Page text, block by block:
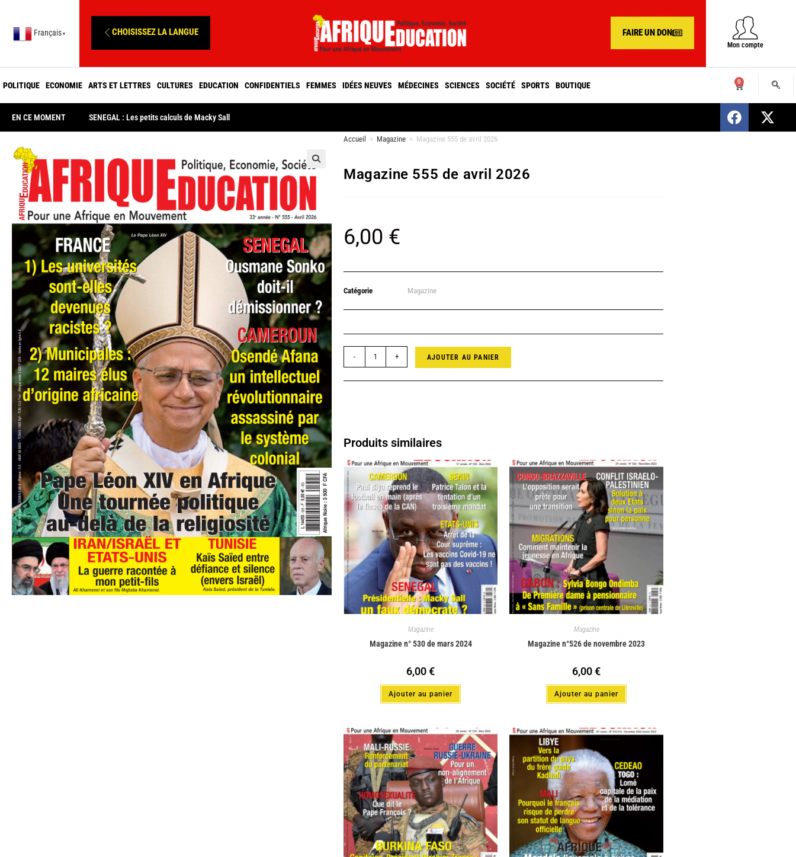
Français ▼ CHOISISSEZ LA LANGUE FAIRE UN DON
Mon compte
POLITIQUE ECONOMIE ARTS ET LETTRES CULTURES EDUCATION CONFIDENTIELS FEMMES IDÉES NEUVES MÉDECINES SCIENCES SOCIÉTÉ SPORTS BOUTIQUE 0
EN CE MOMENT SENEGAL : Les petits calculs de Macky Sall SENEGAL : Nomination d’un nouveau
🔍
Accueil > Magazine > Magazine 555 de avril 2026
Magazine 555 de avril 2026
6,00 €
Catégorie Magazine
- + AJOUTER AU PANIER
Produits similaires
Magazine
Magazine n° 530 de mars 2024
6,00€
Ajouter au panier
Magazine
Magazine n°526 de novembre 2023
6,00€
Ajouter au panier